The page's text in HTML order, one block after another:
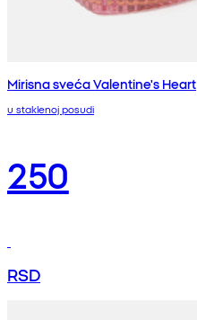
Mirisna sveća Valentine's Heart
u staklenoj posudi
250
RSD